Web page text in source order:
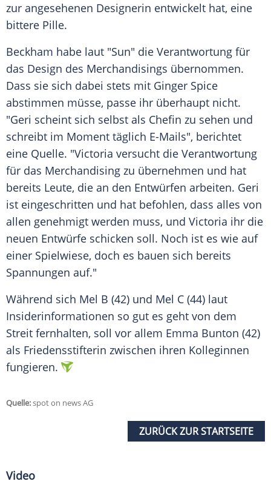
zur angesehenen Designerin entwickelt hat, eine
bittere Pille.
Beckham habe laut "Sun" die Verantwortung für
das Design des Merchandisings übernommen.
Dass sie sich dabei stets mit Ginger Spice
abstimmen müsse, passe ihr überhaupt nicht.
"Geri scheint sich selbst als Chefin zu sehen und
schreibt im Moment täglich E-Mails", berichtet
eine Quelle. "Victoria versucht die Verantwortung
für das Merchandising zu übernehmen und hat
bereits Leute, die an den Entwürfen arbeiten. Geri
ist eingeschritten und hat befohlen, dass alles von
allen genehmigt werden muss, und Victoria ihr die
neuen Entwürfe schicken soll. Noch ist es wie auf
einer Spielwiese, doch es bauen sich bereits
Spannungen auf."
Während sich Mel B (42) und Mel C (44) laut
Insiderinformationen so gut es geht von dem
Streit fernhalten, soll vor allem Emma Bunton (42)
als Friedensstifterin zwischen ihren Kolleginnen
fungieren.
Quelle:spot on news AG
ZURÜCK ZUR STARTSEITE
Video